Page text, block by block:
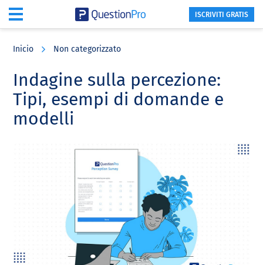
content
sidebar
ISCRIVITI GRATIS
Inicio Non categorizzato
Indagine sulla percezione:
Tipi, esempi di domande e
modelli